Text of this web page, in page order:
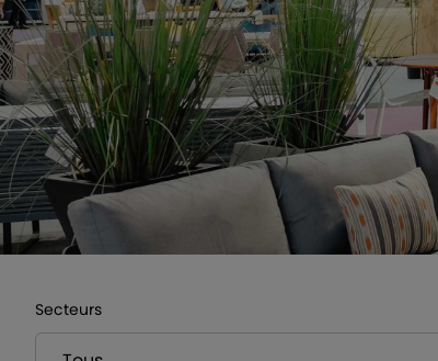
Secteurs